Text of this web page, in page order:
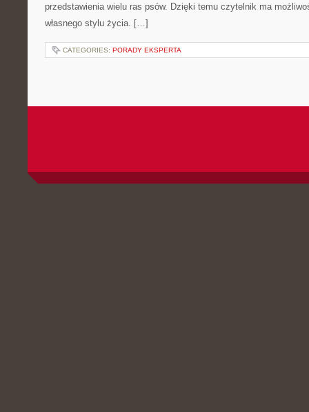
przedstawienia wielu ras psów. Dzięki temu czytelnik ma
własnego stylu życia. […]
CATEGORIES: PORADY EKSPERTA